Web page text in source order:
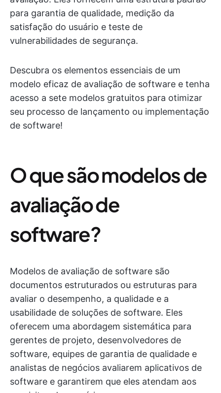
para garantia de qualidade, medição da
satisfação do usuário e teste de
vulnerabilidades de segurança.
Descubra os elementos essenciais de um
modelo eficaz de avaliação de software e tenha
acesso a sete modelos gratuitos para otimizar
seu processo de lançamento ou implementação
de software!
O que são modelos de
avaliação de
software?
Modelos de avaliação de software são
documentos estruturados ou estruturas para
avaliar o desempenho, a qualidade e a
usabilidade de soluções de software. Eles
oferecem uma abordagem sistemática para
gerentes de projeto, desenvolvedores de
software, equipes de garantia de qualidade e
analistas de negócios avaliarem aplicativos de
software e garantirem que eles atendam aos